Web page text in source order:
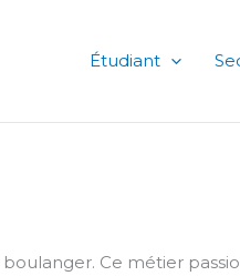
Étudiant
Ce métier